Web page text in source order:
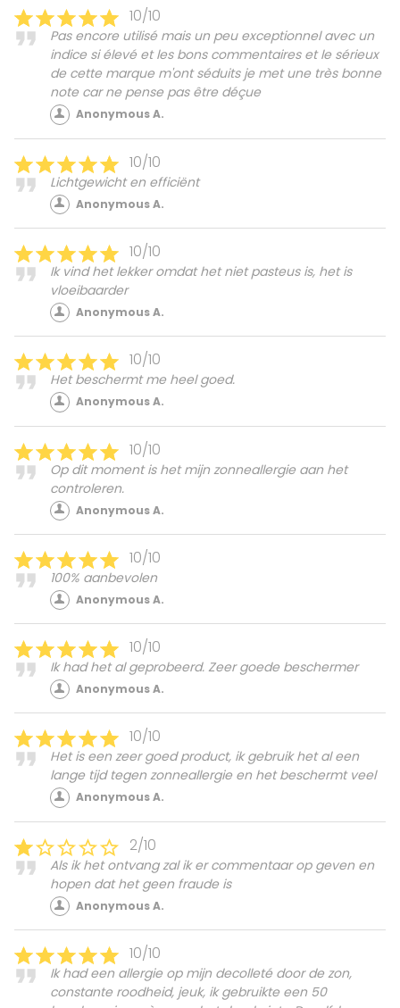
10/10
Pas encore utilisé mais un peu exceptionnel avec un
indice si élevé et les bons commentaires et le sérieux
de cette marque m'ont séduits je met une très bonne
note car ne pense pas être déçue
Anonymous A.
10/10
Lichtgewicht en efficiënt
Anonymous A.
10/10
Ik vind het lekker omdat het niet pasteus is, het is
vloeibaarder
Anonymous A.
10/10
Het beschermt me heel goed.
Anonymous A.
10/10
Op dit moment is het mijn zonneallergie aan het
controleren.
Anonymous A.
10/10
100% aanbevolen
Anonymous A.
10/10
Ik had het al geprobeerd. Zeer goede beschermer
Anonymous A.
10/10
Het is een zeer goed product, ik gebruik het al een
lange tijd tegen zonneallergie en het beschermt veel
Anonymous A.
2/10
Als ik het ontvang zal ik er commentaar op geven en
hopen dat het geen fraude is
Anonymous A.
10/10
Ik had een allergie op mijn decolleté door de zon,
constante roodheid, jeuk, ik gebruikte een 50